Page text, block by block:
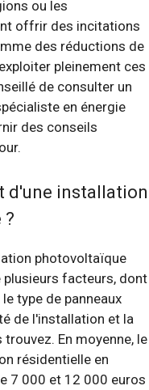
ou les
offrir des incitations
des réductions de
pleinement ces
de consulter un
en énergie
des conseils
d'une installation
?
photovoltaïque
facteurs, dont
type de panneaux
de l'installation et la
En moyenne, le
résidentielle en
7 000 et 12 000 euros